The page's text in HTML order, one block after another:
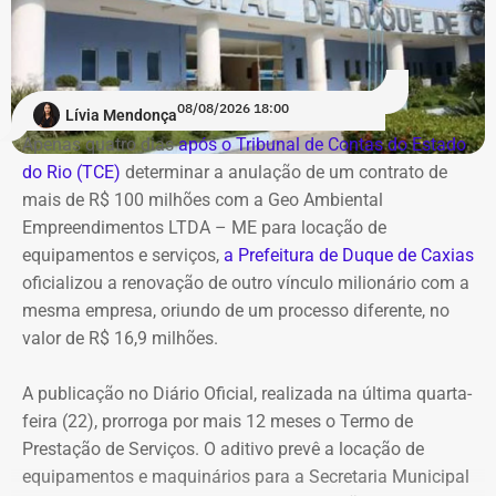
tornando necessária a utilização de veículos blindados.
A contratação ocorre em meio ao endurecimento das
ações de compliance da companhia, que recentemente
reforçou auditorias internas em parceria com o GSI e a
Casa Civil.
A empresa também destaca que não possui SUVs
blindados em sua frota própria, razão pela qual optou
pela locação dos veículos por meio de adesão à ata do
GSI.
Os veículos serão destinados exclusivamente aos
Suprimentos (DSU) e Segurança e Governança (DSG). O
contrato foi firmado com a empresa Rei dos Blindados
Locação de Veículos Ltda. e prevê a locação de quatro
SUVs zero quilômetro, com blindagem nível III-A, sem
Lívia Mendonça08/08/2026 18:00
Apenas quatro diasapós o Tribunal de Contas do Estado
do Rio (TCE) determinar a anulação de um contrato de
mais de R$ 100 milhões com a Geo Ambiental
Empreendimentos LTDA – ME para locação de
equipamentos e serviços, a Prefeitura de Duque de Caxias
oficializou a renovação de outro vínculo milionário com a
mesma empresa, oriundo de um processo diferente, no
valor de R$ 16,9 milhões.
A publicação no Diário Oficial, realizada na última quarta-
feira (22), prorroga por mais 12 meses o Termo de
Prestação de Serviços. O aditivo prevê a locação de
equipamentos e maquinários para a Secretaria Municipal